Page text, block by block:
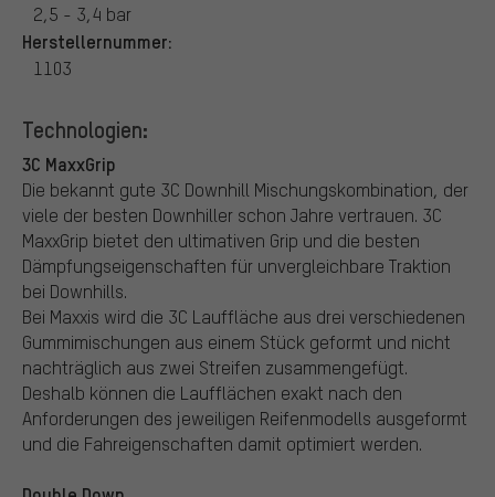
2,5 - 3,4 bar
Herstellernummer:
1103
Technologien:
3C MaxxGrip
Die bekannt gute 3C Downhill Mischungskombination, der
viele der besten Downhiller schon Jahre vertrauen. 3C
MaxxGrip bietet den ultimativen Grip und die besten
Dämpfungseigenschaften für unvergleichbare Traktion
bei Downhills.
Bei Maxxis wird die 3C Lauffläche aus drei verschiedenen
Gummimischungen aus einem Stück geformt und nicht
nachträglich aus zwei Streifen zusammengefügt.
Deshalb können die Laufflächen exakt nach den
Anforderungen des jeweiligen Reifenmodells ausgeformt
und die Fahreigenschaften damit optimiert werden.